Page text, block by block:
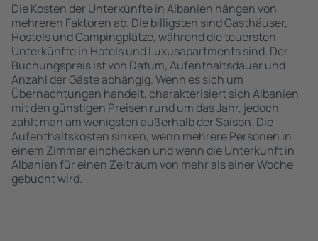
Die Kosten der Unterkünfte in Albanien hängen von
mehreren Faktoren ab. Die billigsten sind Gasthäuser,
Hostels und Campingplätze, während die teuersten
Unterkünfte in Hotels und Luxusapartments sind. Der
Buchungspreis ist von Datum, Aufenthaltsdauer und
Anzahl der Gäste abhängig. Wenn es sich um
Übernachtungen handelt, charakterisiert sich Albanien
mit den günstigen Preisen rund um das Jahr, jedoch
zahlt man am wenigsten außerhalb der Saison. Die
Aufenthaltskosten sinken, wenn mehrere Personen in
einem Zimmer einchecken und wenn die Unterkunft in
Albanien für einen Zeitraum von mehr als einer Woche
gebucht wird.